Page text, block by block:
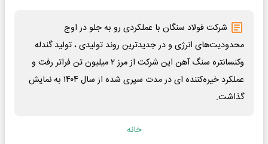
شرکت فولاد سنگان با عملکردی رو به جلو در اوج
محدودیت‌های انرژی و در جدیدترین روند تولیدی ، تولید گندله
وکنسانتره سنگ آهن این شرکت از مرز ۲ میلیون تن فراتر رفت و
عملکرد خیره‌کننده ای در مدت سپری شده از سال ۱۴۰۴ به نمایش
گذاشت.
خانه